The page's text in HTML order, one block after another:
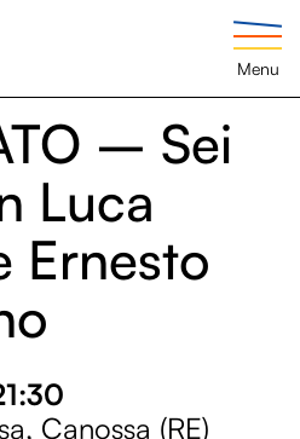
Menu
– Sei
Luca
Ernesto
Canossa (RE)